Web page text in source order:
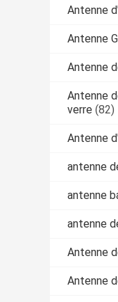
Antenne
Antenne
Antenne
Antenne
verre (82)
Antenne
antenne
antenne
antenne
Antenne
Antenne